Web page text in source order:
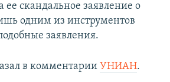
ее скандальное заявление о
одним из инструментов
заявления.
в комментарии УНИАН.